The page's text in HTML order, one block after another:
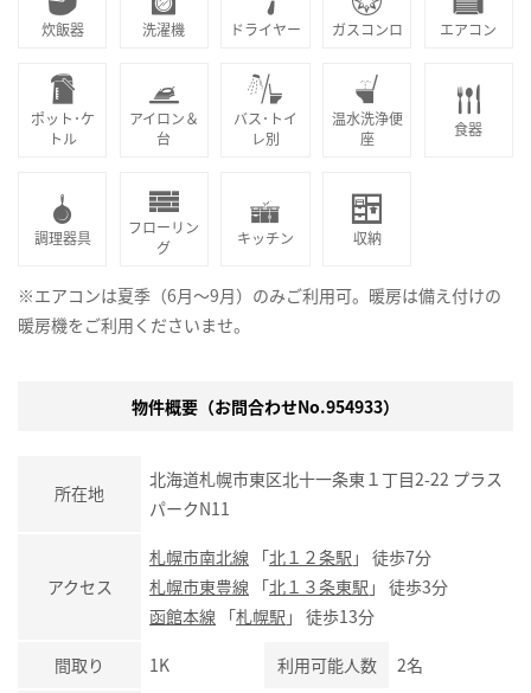
炊飯器 洗濯機 ドライヤー ガスコンロ エアコン
ポット･ケ
トル
アイロン＆
台
バス･トイ
レ別
温水洗浄便
座
食器
調理器具
フローリン
グ
キッチン 収納
※エアコンは夏季（6月～9月）のみご利用可。暖房は備え付けの
暖房機をご利用くださいませ。
物件概要（お問合わせNo.954933）
所在地
北海道札幌市東区北十一条東１丁目2-22 プラス
パークN11
アクセス
札幌市南北線 「北１２条駅 」 徒歩7分
札幌市東豊線 「北１３条東駅 」 徒歩3分
函館本線 「札幌駅 」 徒歩13分
間取り 1K 利用可能人数 2名